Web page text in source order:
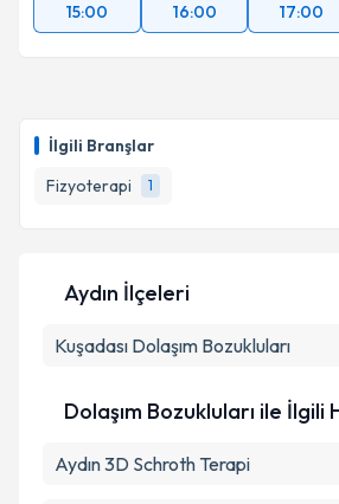
İlgili Branşlar
Fizyoterapi
1
15:00
16:00 17:00
Aydın İlçeleri
Kuşadası Dolaşım Bozukluları
Dolaşım Bozukluları ile İlgili
Aydın 3D Schroth Terapi